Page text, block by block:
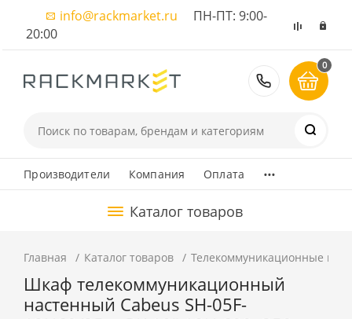
info@rackmarket.ru ПН-ПТ: 9:00-
20:00
8 (495)
0
Производители Компания Оплата ...
Каталог товаров
Главная Каталог товаров Телекоммуникационные
Шкаф телекоммуникационный
настенный Cabeus SH-05F-